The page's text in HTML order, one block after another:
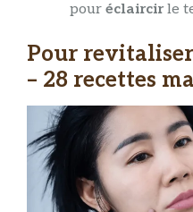
pour éclaircirle
Pour
– 28 recettes